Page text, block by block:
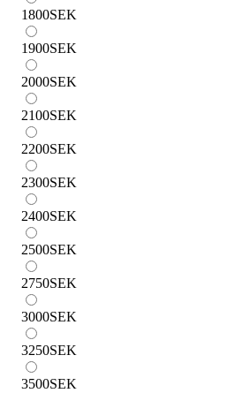
1800SEK
1900SEK
2000SEK
2100SEK
2200SEK
2300SEK
2400SEK
2500SEK
2750SEK
3000SEK
3250SEK
3500SEK